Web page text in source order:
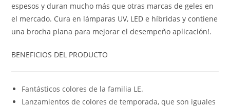
espesos y duran mucho más que otras marcas de geles en
el mercado. Cura en lámparas UV, LED e híbridas y contiene
una brocha plana para mejorar el desempeño aplicación!.
BENEFICIOS DEL PRODUCTO
Fantásticos colores de la familia LE.
Lanzamientos de colores de temporada, que son iguales